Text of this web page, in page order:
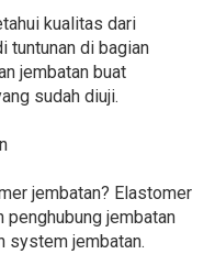
kualitas dari
tuntunan di bagian
jembatan buat
sudah diuji.
jembatan? Elastomer
jembatan
system jembatan.